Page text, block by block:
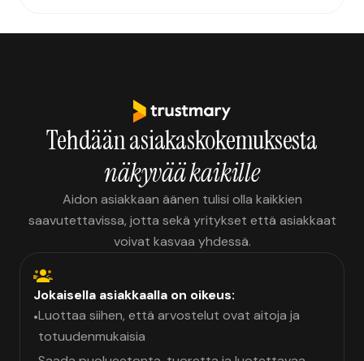
Tehdään asiakaskokemuksesta
näkyvää kaikille
Aidon asiakkaan äänen tulisi olla kaikkien
saavutettavissa, jotta sekä yritykset että asiakkaat
voivat kasvaa yhdessä.
Jokaisella asiakkaalla on oikeus:
•Luottaa siihen, että arvostelut ovat aitoja ja
totuudenmukaisia